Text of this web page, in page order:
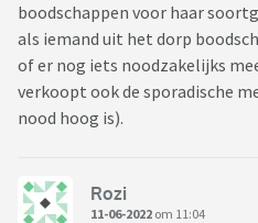
boodschappen voor haar
als iemand uit het dorp
of er nog iets noodzakelijks
verkoopt ook de sporadische
nood hoog is).
Rozi
11-06-2022 om 11:04